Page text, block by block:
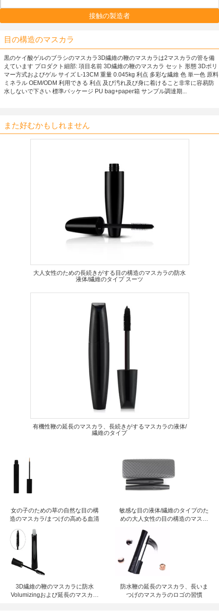
接触の製造者
目の構造のマスカラ
黒のケイ酸ゲルのブラシのマスカラ3D繊維の鞭のマスカラは2マスカラの管を備
えています プロダクト細部: 項目名前 3D繊維の鞭のマスカラ セット 形態 3Dポリ
マー方式およびゲル サイズ L-13CM 重量 0.045kg 利点 多彩な繊維 色 単一色 原料
ミネラル OEM/ODM 利用できる 利点 及び汚れ及び身に着けること非常に容易防
水しないで下さい 標準パッケージ PU bag+paper箱 サンプル調達期...
また好むかもしれません
大人女性のための長続きがする目の構造のマスカラの防水
液体/繊維のタイプ スーツ
有機性鞭の延長のマスカラ、長続きがするマスカラの液体/
繊維のタイプ
女の子のための草の自然な目の構
造のマスカラ/まつげの高める血清
敏感な目の液体/繊維のタイプのた
めの大人女性の目の構造のマスカ
3D繊維の鞭のマスカラに防水
Volumizingおよび延長のマスカラ
防水鞭の延長のマスカラ、長いま
つげのマスカラのロゴの習慣